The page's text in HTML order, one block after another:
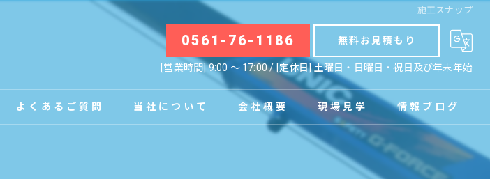
施工スナップ
0561-76-1186 無料お見積もり
[営業時間] 9:00 〜 17:00 / [定休日] 土曜日・日曜日・祝日及び年末年始
よくあるご質問 当社について 会社概要 現場見学 情報ブログ
お知らせ